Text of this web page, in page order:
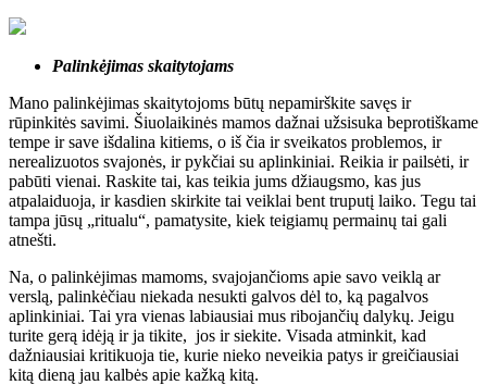
Palinkėjimas skaitytojams
Mano palinkėjimas skaitytojoms būtų nepamirškite savęs ir
rūpinkitės savimi. Šiuolaikinės mamos dažnai užsisuka beprotiškame
tempe ir save išdalina kitiems, o iš čia ir sveikatos problemos, ir
nerealizuotos svajonės, ir pykčiai su aplinkiniai. Reikia ir pailsėti, ir
pabūti vienai. Raskite tai, kas teikia jums džiaugsmo, kas jus
atpalaiduoja, ir kasdien skirkite tai veiklai bent truputį laiko. Tegu tai
tampa jūsų „ritualu“, pamatysite, kiek teigiamų permainų tai gali
atnešti.
Na, o palinkėjimas mamoms, svajojančioms apie savo veiklą ar
verslą, palinkėčiau niekada nesukti galvos dėl to, ką pagalvos
aplinkiniai. Tai yra vienas labiausiai mus ribojančių dalykų. Jeigu
turite gerą idėją ir ja tikite, jos ir siekite. Visada atminkit, kad
dažniausiai kritikuoja tie, kurie nieko neveikia patys ir greičiausiai
kitą dieną jau kalbės apie kažką kitą.